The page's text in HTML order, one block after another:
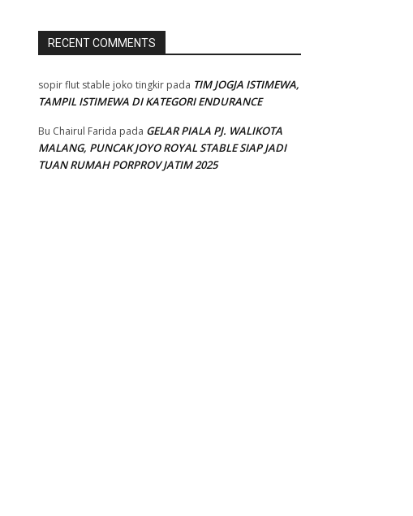
RECENT COMMENTS
sopir flut stable joko tingkir pada TIM JOGJA ISTIMEWA,
TAMPIL ISTIMEWA DI KATEGORI ENDURANCE
Bu Chairul Farida pada GELAR PIALA PJ. WALIKOTA
MALANG, PUNCAK JOYO ROYAL STABLE SIAP JADI
TUAN RUMAH PORPROV JATIM 2025